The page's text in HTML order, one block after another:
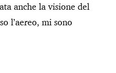
anche la visione del
l’aereo, mi sono